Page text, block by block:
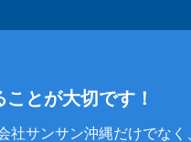
とが大切です！
サンサン沖縄だけでなく